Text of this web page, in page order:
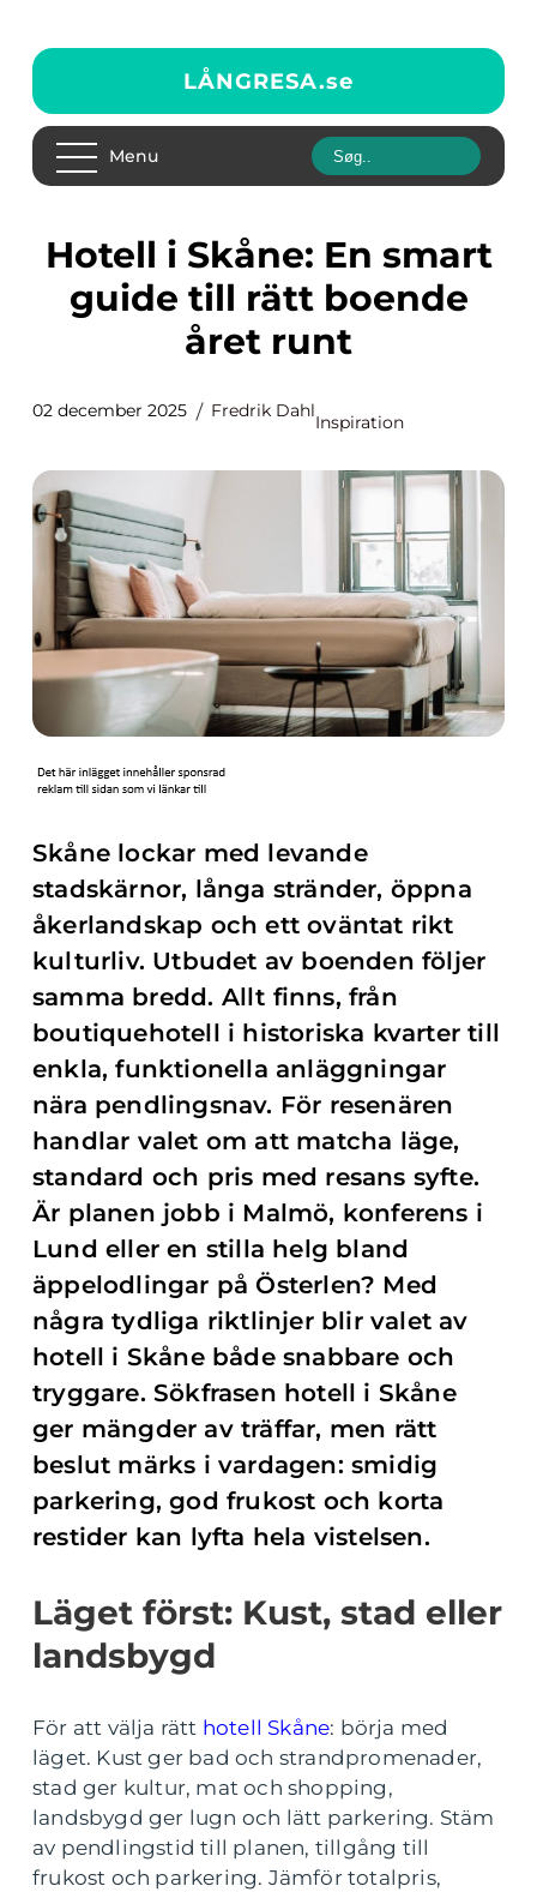
LÅNGRESA.se
Menu
Hotell i Skåne: En smart
guide till rätt boende
året runt
02 december 2025 Fredrik Dahl
Inspiration
Skåne lockar med levande
stadskärnor, långa stränder, öppna
åkerlandskap och ett oväntat rikt
kulturliv. Utbudet av boenden följer
samma bredd. Allt finns, från
boutiquehotell i historiska kvarter till
enkla, funktionella anläggningar
nära pendlingsnav. För resenären
handlar valet om att matcha läge,
standard och pris med resans syfte.
Är planen jobb i Malmö, konferens i
Lund eller en stilla helg bland
äppelodlingar på Österlen? Med
några tydliga riktlinjer blir valet av
hotell i Skåne både snabbare och
tryggare. Sökfrasen hotell i Skåne
ger mängder av träffar, men rätt
beslut märks i vardagen: smidig
parkering, god frukost och korta
restider kan lyfta hela vistelsen.
Läget först: Kust, stad eller
landsbygd
För att välja rätt hotell Skåne: börja med
läget. Kust ger bad och strandpromenader,
stad ger kultur, mat och shopping,
landsbygd ger lugn och lätt parkering. Stäm
av pendlingstid till planen, tillgång till
frukost och parkering. Jämför totalpris,